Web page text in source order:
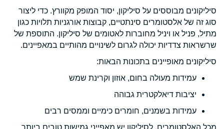
סיליקונים מבוססים על סיליקון, יסוד המופק מקוורץ. כדי ליצור
סוג זה של אלסטומרים סינתטיים, קבוצות אורגניות תלויות כגון
מתיל, פניל או ויניל מחוברות לאטומים של סיליקון. התוספת של
שרשראות צדדיות יכולה לגרום לשינויים מהותיים במאפיינים.
סיליקונים מאופיינים בתכונות הבאות:
עמידות מעולה בחום, אוזון וקרינת שמש
יציבות דיאלקטרית גבוהה
עמידות בשמנים, חומרים כימיים וממסים רבים